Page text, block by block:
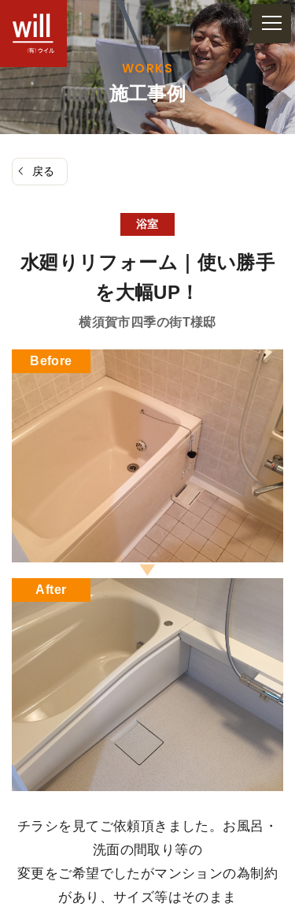
ン
ツ
へ
WORKS
施工事例
戻る
浴室
水廻りリフォーム｜使い勝手
を大幅UP！
横須賀市四季の街T様邸
Before
After
チラシを見てご依頼頂きました。お風呂・
洗面の間取り等の
変更をご希望でしたがマンションの為制約
があり、サイズ等はそのまま